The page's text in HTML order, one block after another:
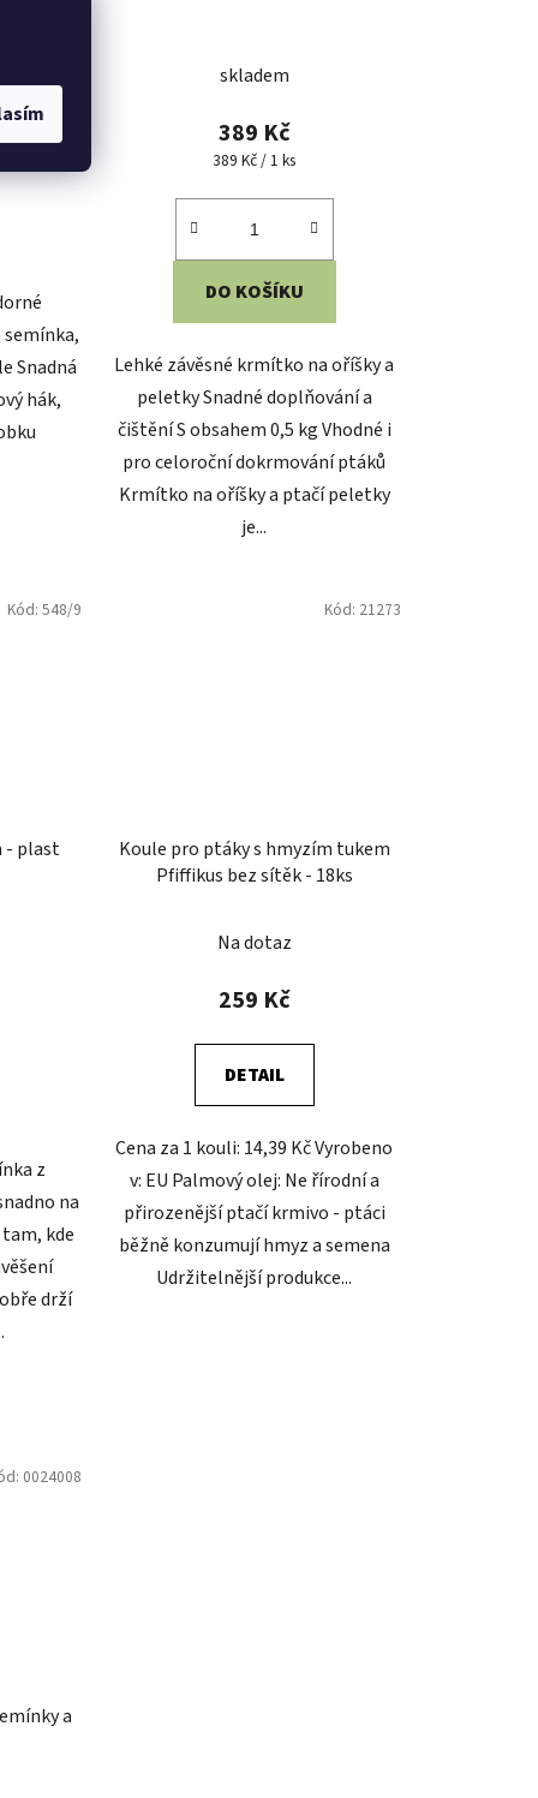
Snadná
hák,
skladem
389 Kč
Měrná
389 Kč / 1 ks
DO KOŠÍKU
Lehké závěsné krmítko na oříšky a
peletky Snadné doplňování a
čištění S obsahem 0,5 kg Vhodné i
pro celoroční dokrmování ptáků
Krmítko na oříšky a ptačí peletky
je...
- plast
z
na
kde
drží
Kód: 548/9
Koule pro ptáky s hmyzím tukem
Pfiffikus bez sítěk - 18ks
Na dotaz
259 Kč
DETAIL
Cena za 1 kouli: 14,39 Kč Vyrobeno
v: EU Palmový olej: Ne řírodní a
přirozenější ptačí krmivo - ptáci
běžně konzumují hmyz a semena
Udržitelnější produkce...
Kód: 21273
a
0024008